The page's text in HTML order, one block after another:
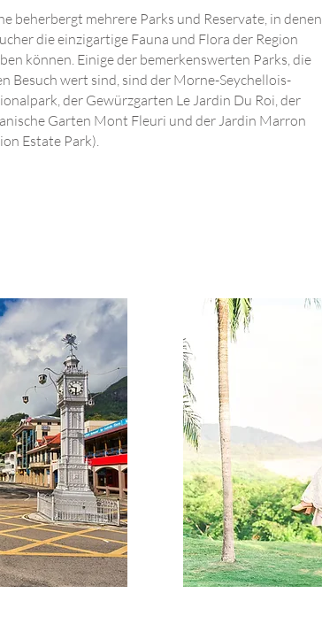
beherbergt mehrere Parks und Reservate, in denen
die einzigartige Fauna und Flora der Region
können. Einige der bemerkenswerten Parks, die
Besuch wert sind, sind der Morne-Seychellois-
der Gewürzgarten Le Jardin Du Roi, der
Garten Mont Fleuri und der Jardin Marron
Estate Park).